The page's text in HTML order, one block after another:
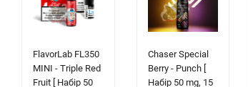
FlavorLab FL350
MINI - Triple Red
Fruit [ Набір 50
Chaser Special
Berry - Punch [
Набір 50 mg, 15